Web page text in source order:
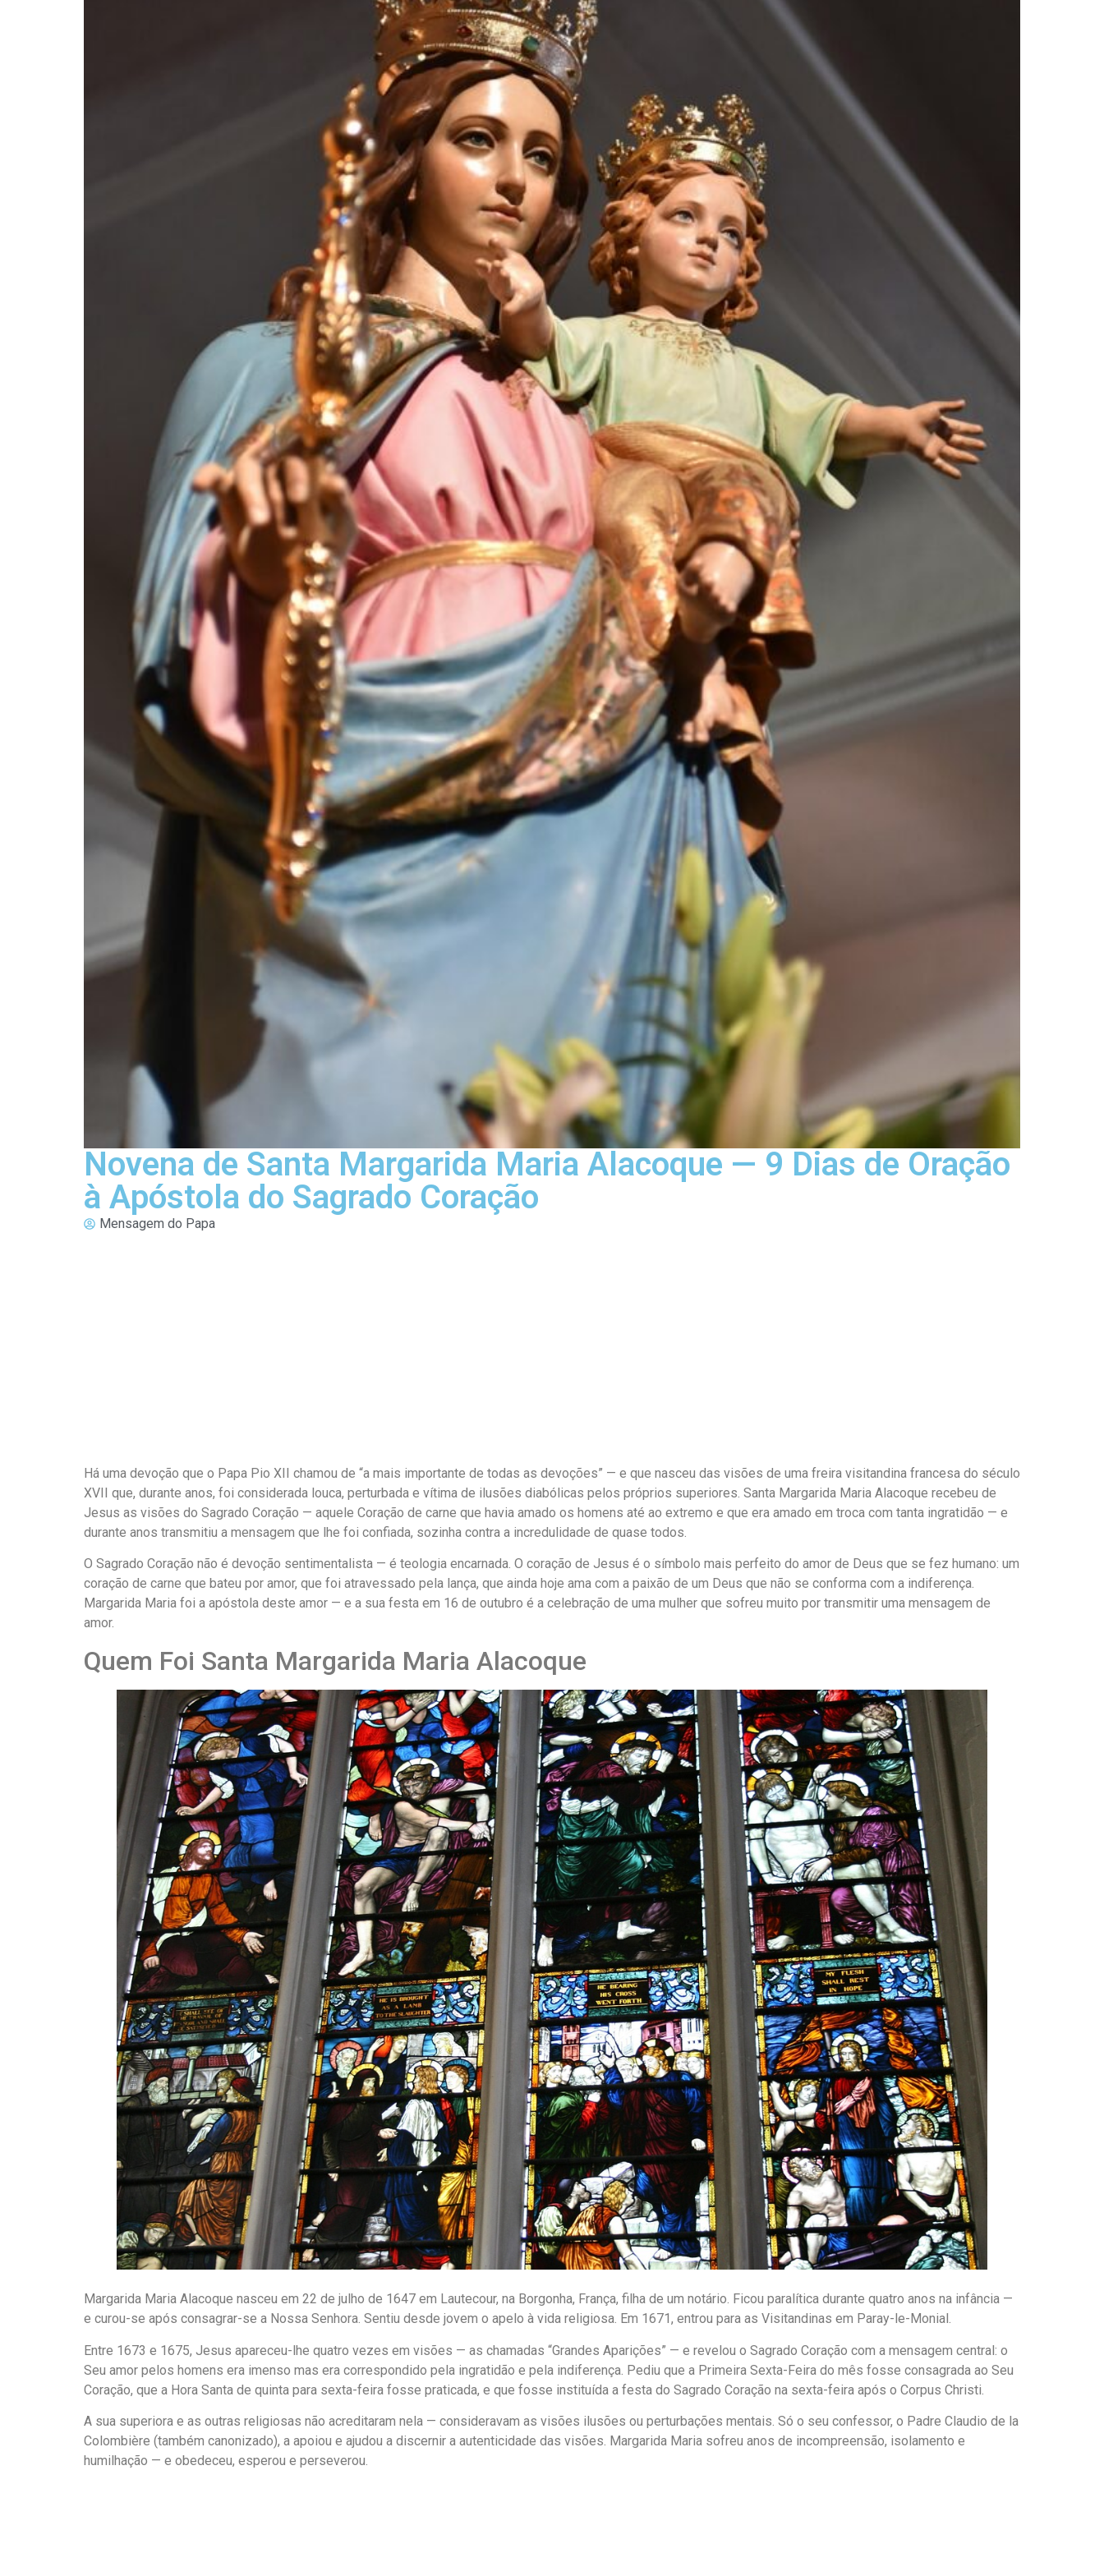
Novena de Santa Margarida Maria Alacoque — 9 Dias de Oração
à Apóstola do Sagrado Coração
Mensagem do Papa
Há uma devoção que o Papa Pio XII chamou de “a mais importante de todas as devoções” — e que nasceu das visões de uma freira visitandina francesa do século
XVII que, durante anos, foi considerada louca, perturbada e vítima de ilusões diabólicas pelos próprios superiores. Santa Margarida Maria Alacoque recebeu de
Jesus as visões do Sagrado Coração — aquele Coração de carne que havia amado os homens até ao extremo e que era amado em troca com tanta ingratidão — e
durante anos transmitiu a mensagem que lhe foi confiada, sozinha contra a incredulidade de quase todos.
O Sagrado Coração não é devoção sentimentalista — é teologia encarnada. O coração de Jesus é o símbolo mais perfeito do amor de Deus que se fez humano: um
coração de carne que bateu por amor, que foi atravessado pela lança, que ainda hoje ama com a paixão de um Deus que não se conforma com a indiferença.
Margarida Maria foi a apóstola deste amor — e a sua festa em 16 de outubro é a celebração de uma mulher que sofreu muito por transmitir uma mensagem de
amor.
Quem Foi Santa Margarida Maria Alacoque
Margarida Maria Alacoque nasceu em 22 de julho de 1647 em Lautecour, na Borgonha, França, filha de um notário. Ficou paralítica durante quatro anos na infância —
e curou-se após consagrar-se a Nossa Senhora. Sentiu desde jovem o apelo à vida religiosa. Em 1671, entrou para as Visitandinas em Paray-le-Monial.
Entre 1673 e 1675, Jesus apareceu-lhe quatro vezes em visões — as chamadas “Grandes Aparições” — e revelou o Sagrado Coração com a mensagem central: o
Seu amor pelos homens era imenso mas era correspondido pela ingratidão e pela indiferença. Pediu que a Primeira Sexta-Feira do mês fosse consagrada ao Seu
Coração, que a Hora Santa de quinta para sexta-feira fosse praticada, e que fosse instituída a festa do Sagrado Coração na sexta-feira após o Corpus Christi.
A sua superiora e as outras religiosas não acreditaram nela — consideravam as visões ilusões ou perturbações mentais. Só o seu confessor, o Padre Claudio de la
Colombière (também canonizado), a apoiou e ajudou a discernir a autenticidade das visões. Margarida Maria sofreu anos de incompreensão, isolamento e
humilhação — e obedeceu, esperou e perseverou.